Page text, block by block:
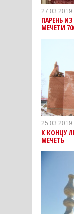
27.03.2019
ПАРЕНЬ
МЕЧЕТИ
25.03.2019
К КОНЦУ
МЕЧЕТЬ